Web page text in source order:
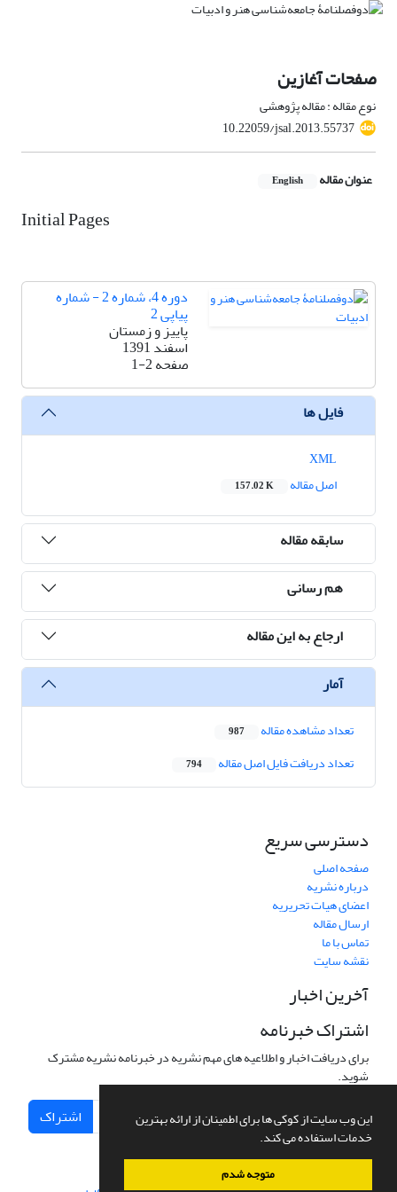
این وب سایت از کوکی ها برای اطمینان از ارائه بهترین
خدمات استفاده می کند.
متوجه شدم
صفحات آغازین
نوع مقاله : مقاله پژوهشی
10.22059/jsal.2013.55737
عنوان مقاله English
Initial Pages
دوره 4، شماره 2 - شماره
پیاپی 2
پاییز و زمستان
اسفند 1391
صفحه1-2
فایل ها
اصل مقاله
157.02 K
سابقه مقاله
هم رسانی
ارجاع به این مقاله
آمار
تعداد مشاهده مقاله 987
تعداد دریافت فایل اصل مقاله 794
دسترسی سریع
صفحه اصلی
درباره نشریه
اعضای هیات تحریریه
ارسال مقاله
تماس با ما
نقشه سایت
آخرین اخبار
اشتراک خبرنامه
برای دریافت اخبار و اطلاعیه های مهم نشریه در خبرنامه نشریه مشترک
شوید.
اشتراک